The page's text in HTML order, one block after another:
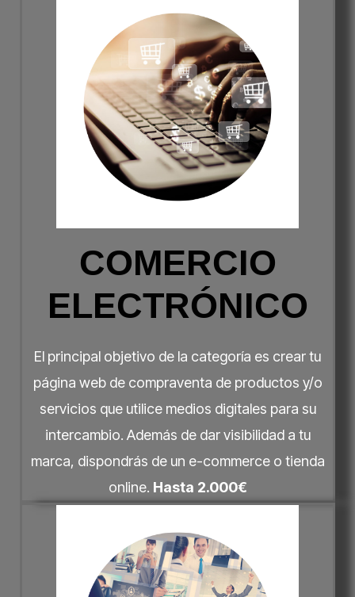
COMERCIO
ELECTRÓNICO
El principal objetivo de la categoría es crear tu
página web de compraventa de productos y/o
servicios que utilice medios digitales para su
intercambio. Además de dar visibilidad a tu
marca, dispondrás de un e-commerce o tienda
online. Hasta 2.000€